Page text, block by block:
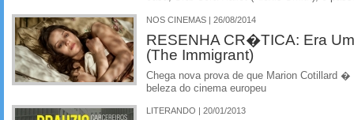
NOS CINEMAS | 26/08/2014
RESENHA CR�TICA: Era
(The Immigrant)
Chega nova prova de que Marion Cotillard
beleza do cinema europeu
LITERANDO | 20/01/2013